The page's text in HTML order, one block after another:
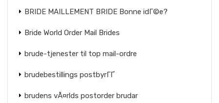
BRIDE MAILLEMENT BRIDE Bonne idГ©e?
Bride World Order Mail Brides
brude-tjenester til top mail-ordre
brudebestillings postbyrГҐ
brudens vÃ¤rlds postorder brudar